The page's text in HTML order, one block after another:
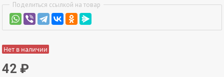
Поделиться ссылкой на товар
Нет в наличии
42₽